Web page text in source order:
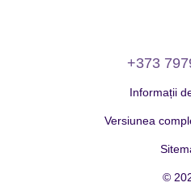
+373
Informații
Versiunea
©